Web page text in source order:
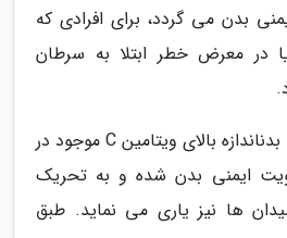
بدن می گردد، برای افرادی که
معرض خطر ابتلا به سرطان
2. تقویت دستگاه ایمنی بدناندازه بالای ویتامین C موجود در
ایمنی بدن شده و به تحریک
ها نیز یاری می نماید. طبق